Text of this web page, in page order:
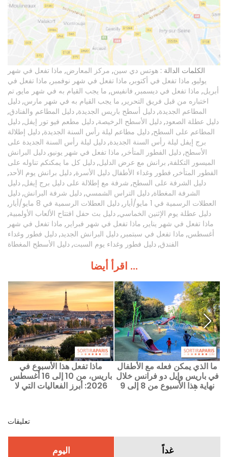
الكلمات الدالة : هوتس دي سين, مركز المعارض, ماذا تفعل في شهر
يوليو, ماذا تفعل في أكتوبر , ماذا تفعل في شهر نوفمبر , ماذا تفعل في
أبريل, ماذا تفعل في ديسمبر , فانفيس, ما يجب القيام به في شهر مايو, تم
اختباره من قبل فريق التحرير , ما يجب القيام به في شهر مارس, دليل
المطاعم الجديدة, دليل أسطح باريس الجديدة, دليل المطاعم والفنادق,
دليل عطلة الصعود, دليل الأسطح الرخيصة, دليل مطعم فيو تور إيفل, دليل
المطاعم على السطح, دليل مطاعم ليلة رأس السنة الجديدة, دليل إطلالة
برج إيفل ليلة رأس السنة الجديدة, دليل ليلة رأس السنة الجديدة على
الأسطح, دليل الفطور المتأخر , ماذا تفعل في شهر يونيو, دليل البرانش
الميسور التكلفة, برانش مع عرض الدليل, دليل كل ما يمكنكم تناوله على
الفطور المتأخر , فطور وغداء الأطفال دليل الأسرة, دليل برانش يوم الأحد,
دليل الشرفة على السطح, شرفة مع إطلالة على دليل برج إيفل, دليل
الشرفة المغطاة, دليل التراس الشمسي, دليل شرفة البرانش, دليل
العطلات الرسمية في 1 مايو/أيار
, دليل العطلات الرسمية في 8 مايو/أيار
,
دليل عطلة يوم الإثنين الخماسي, دليل بث حفل افتتاح الألعاب الأولمبية,
ماذا تفعل في شهر يناير , ماذا تفعل في شهر فبراير , ماذا تفعل في شهر
أغسطس, ماذا تفعل في سبتمبر , دليل البرانش الجديد, دليل فطور وغداء
الفندق, دليل فطور وغداء يوم السبت, دليل الأسطح المغطاة
اقرأ أيضا ...
ماذا تفعل هذا الأسبوع في
باريس، من 10 إلى 16 أغسطس
2026: أبرز الفعاليات التي لا
ما الذي يمكن فعله مع الأطفال
في باريس وإيل دو فرانس خلال
نهاية هذا الأسبوع من 8 إلى 9
تعليقات
اليوم غداً